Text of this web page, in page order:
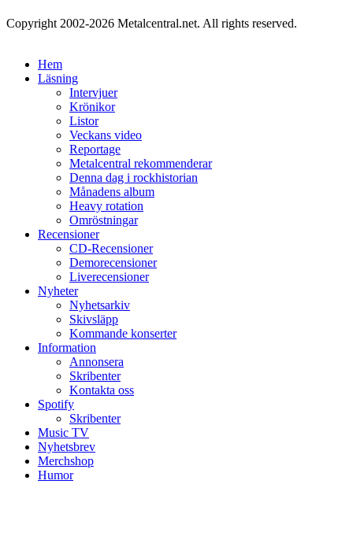
Copyright 2002-2026 Metalcentral.net. All rights reserved.
Hem
Läsning
Intervjuer
Krönikor
Listor
Veckans video
Reportage
Metalcentral rekommenderar
Denna dag i rockhistorian
Månadens album
Heavy rotation
Omröstningar
Recensioner
CD-Recensioner
Demorecensioner
Liverecensioner
Nyheter
Nyhetsarkiv
Skivsläpp
Kommande konserter
Information
Annonsera
Skribenter
Kontakta oss
Spotify
Skribenter
Music TV
Nyhetsbrev
Merchshop
Humor